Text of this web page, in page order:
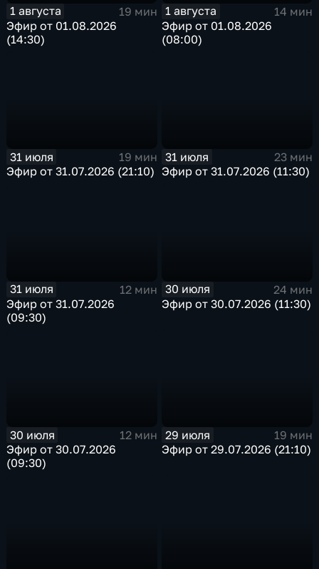
1 августа
19 мин
Эфир от 01.08.2026
(14:30)
1 августа
14 мин
Эфир от 01.08.2026
(08:00)
31 июля
19 мин
Эфир от 31.07.2026 (21:10)
31 июля
23 мин
Эфир от 31.07.2026 (11:30)
31 июля
12 мин
Эфир от 31.07.2026
(09:30)
30 июля
24 мин
Эфир от 30.07.2026 (11:30)
30 июля
12 мин
Эфир от 30.07.2026
(09:30)
29 июля
19 мин
Эфир от 29.07.2026 (21:10)